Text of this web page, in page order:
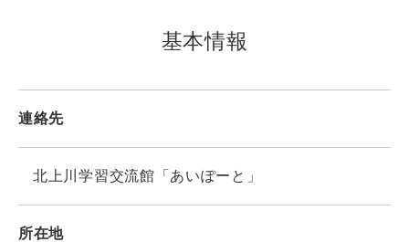
基本情報
連絡先
北上川学習交流館「あいぽーと」
所在地